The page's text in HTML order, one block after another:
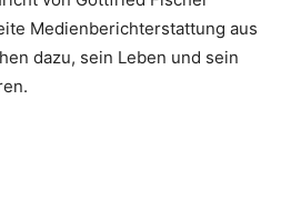
Medienberichterstattung aus
dazu, sein Leben und sein